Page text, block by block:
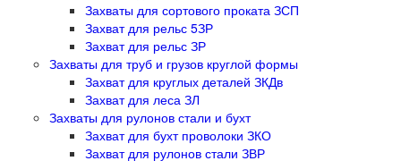
Захваты для сортового проката ЗСП
Захват для рельс 5ЗР
Захват для рельс ЗР
Захваты для труб и грузов круглой формы
Захват для круглых деталей ЗКДв
Захват для леса ЗЛ
Захваты для рулонов стали и бухт
Захват для бухт проволоки ЗКО
Захват для рулонов стали ЗВР